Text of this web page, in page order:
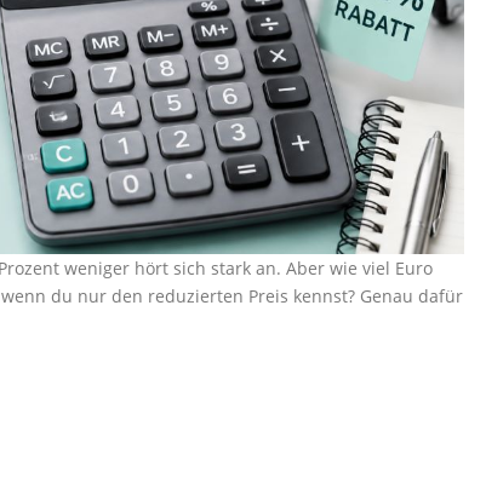
weniger hört sich stark an. Aber wie viel Euro
du nur den reduzierten Preis kennst? Genau dafür